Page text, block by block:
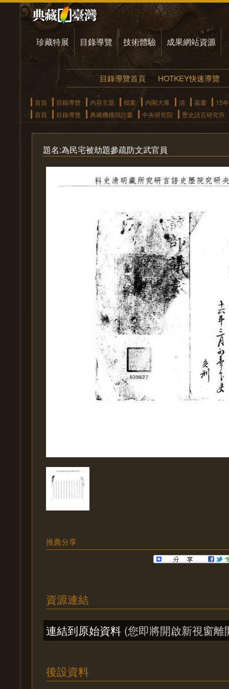
珍藏特展 目錄導覽 技術體驗 成果網站資源
目錄導覽首頁 HOTKEY快速導覽
首頁 目錄導覽 內容主題 檔案 內閣大庫 清 嘉慶
15年
首頁
目錄導覽 典藏機構與計畫 中央研究院 歷史語言研究所
題名:為民宅被劫題參疏防文武官員
推薦分享
資源連結
連結到原始資料 (您即將開啟新視窗離
後設資料